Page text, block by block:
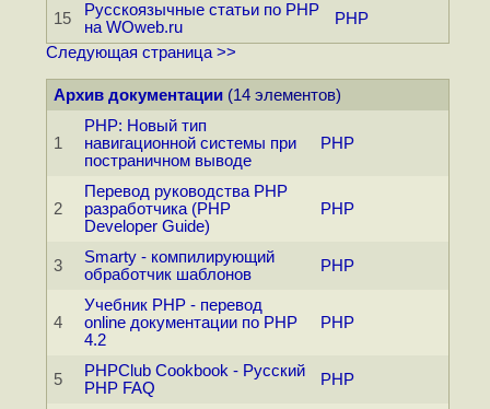
15
Русскоязычные статьи по PHP
на WOweb.ru
PHP
Следующая страница >>
Архив документации (14 элементов)
1
PHP: Новый тип
навигационной системы при
постраничном выводе
PHP
2
Перевод руководства PHP
разработчика (PHP
Developer Guide)
PHP
3
Smarty - компилирующий
обработчик шаблонов
PHP
4
Учебник PHP - перевод
online документации по PHP
4.2
PHP
5
PHPClub Cookbook - Русский
PHP FAQ
PHP